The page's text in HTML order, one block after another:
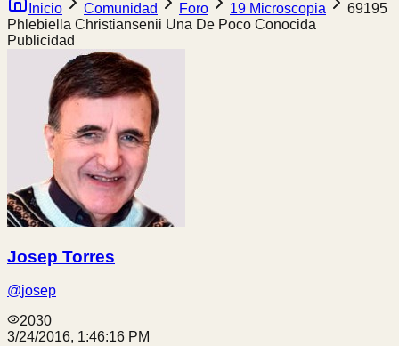
Inicio Comunidad Foro 19 Microscopia
69195
Phlebiella Christiansenii Una De Poco Conocida
Publicidad
Josep Torres
@josep
2030
3/24/2016, 1:46:16 PM